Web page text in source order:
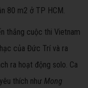
80 m2 ở TP HCM.
thắng cuộc thi Vietnam
của Đức Trí và ra
ra hoạt động solo. Ca
thích như Mong